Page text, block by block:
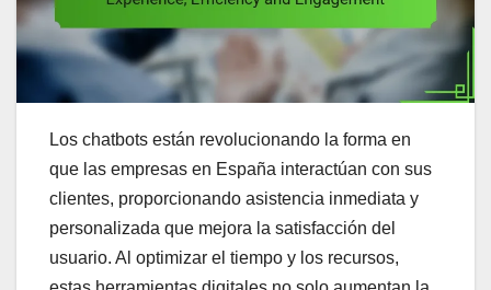
Los chatbots están revolucionando la forma en
que las empresas en España interactúan con sus
clientes, proporcionando asistencia inmediata y
personalizada que mejora la satisfacción del
usuario. Al optimizar el tiempo y los recursos,